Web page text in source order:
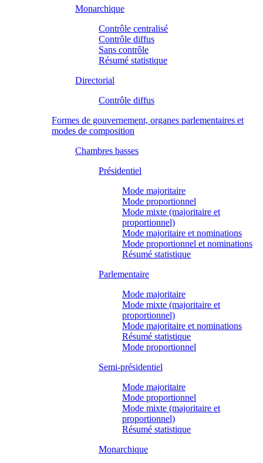
Monarchique
Contrôle centralisé
Contrôle diffus
Sans contrôle
Résumé statistique
Directorial
Contrôle diffus
Formes de gouvernement, organes parlementaires et
modes de composition
Chambres basses
Présidentiel
Mode majoritaire
Mode proportionnel
Mode mixte (majoritaire et
proportionnel)
Mode majoritaire et nominations
Mode proportionnel et nominations
Résumé statistique
Parlementaire
Mode majoritaire
Mode mixte (majoritaire et
proportionnel)
Mode majoritaire et nominations
Résumé statistique
Mode proportionnel
Semi-présidentiel
Mode majoritaire
Mode proportionnel
Mode mixte (majoritaire et
proportionnel)
Résumé statistique
Monarchique